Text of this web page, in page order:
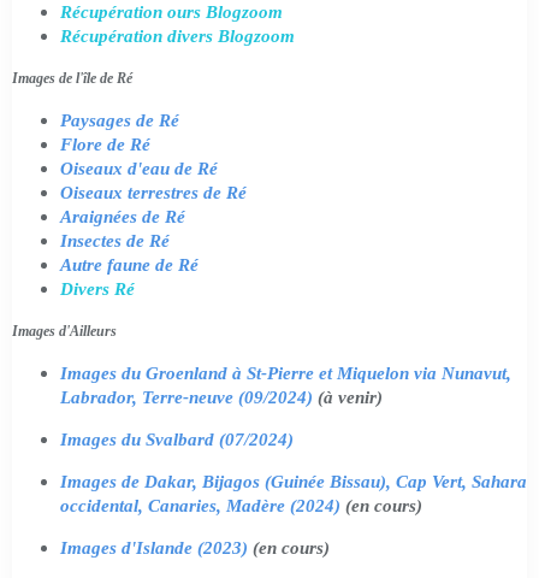
Récupération ours Blogzoom
Récupération divers Blogzoom
Images de l'île de Ré
Paysages de Ré
Flore de Ré
Oiseaux d'eau de Ré
Oiseaux terrestres de Ré
Araignées de Ré
Insectes de Ré
Autre faune de Ré
Divers Ré
Images d'Ailleurs
Images du Groenland à St-Pierre et Miquelon via Nunavut,
Labrador, Terre-neuve (09/2024) (à venir)
Images du Svalbard (07/2024)
Images de Dakar, Bijagos (Guinée Bissau), Cap Vert, Sahara
occidental, Canaries, Madère (2024) (en cours)
Images d'Islande (2023) (en cours)